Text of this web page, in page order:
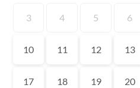
3 4 5 6
10 11 12 13
17 18 19 20